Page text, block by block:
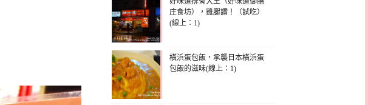
庄食坊），雞腿讚！（試吃）
(線上：1)
橫浜蛋包飯，承襲日本橫浜蛋
包飯的滋味(線上：1)